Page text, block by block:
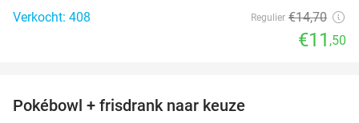
Verkocht: 408
Regulier €14,70
€11 ,50
Pokébowl + frisdrank naar keuze